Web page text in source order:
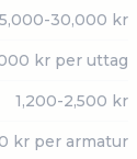
30,000 kr
kr per uttag
1,200-2,500 kr
kr per armatur